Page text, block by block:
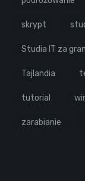
skrypt
Studia IT za
Tajlandia
tutorial
zarabianie